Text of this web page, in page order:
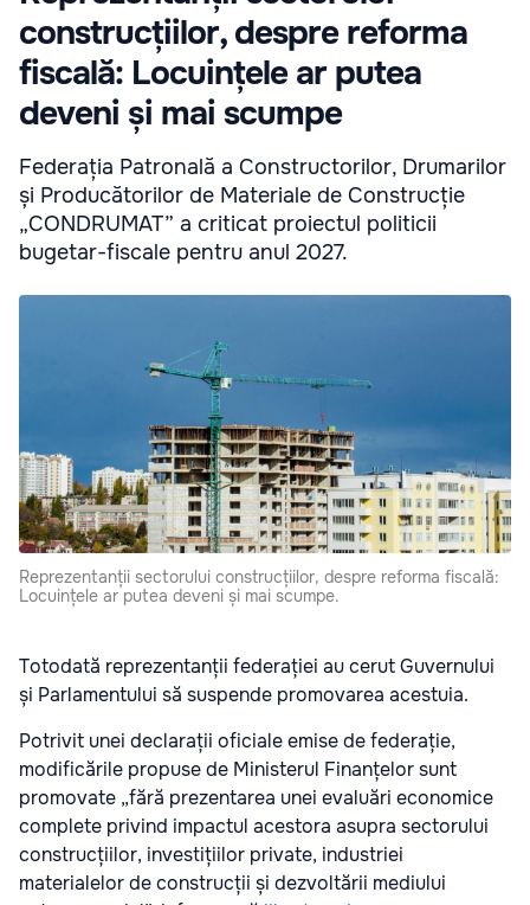
construcțiilor, despre reforma
fiscală: Locuințele ar putea
deveni și mai scumpe
Federația Patronală a Constructorilor, Drumarilor
și Producătorilor de Materiale de Construcție
„CONDRUMAT” a criticat proiectul politicii
bugetar-fiscale pentru anul 2027.
Reprezentanții sectorului construcțiilor, despre reforma fiscală:
Locuințele ar putea deveni și mai scumpe.
Totodată reprezentanții federației au cerut Guvernului
și Parlamentului să suspende promovarea acestuia.
Potrivit unei declarații oficiale emise de federație,
modificările propuse de Ministerul Finanțelor sunt
promovate „fără prezentarea unei evaluări economice
complete privind impactul acestora asupra sectorului
construcțiilor, investițiilor private, industriei
materialelor de construcții și dezvoltării mediului